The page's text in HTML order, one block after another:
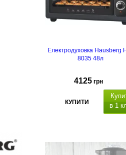
Електродуховка Hausberg
8035 48л
4125 грн
КУПИТИ
в 1